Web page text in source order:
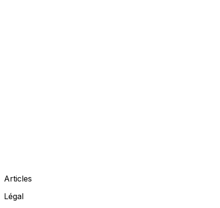
Articles
Légal